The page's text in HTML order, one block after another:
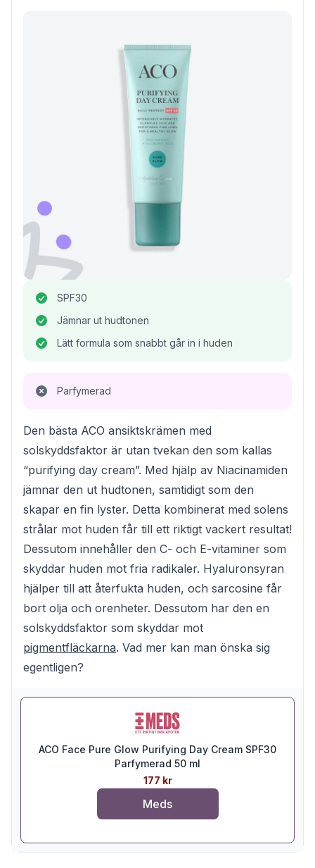
SPF30
Jämnar ut hudtonen
Lätt formula som snabbt går in i huden
Parfymerad
Den bästa ACO ansiktskrämen med
solskyddsfaktor är utan tvekan den som kallas
“purifying day cream”. Med hjälp av Niacinamiden
jämnar den ut hudtonen, samtidigt som den
skapar en fin lyster. Detta kombinerat med solens
strålar mot huden får till ett riktigt vackert resultat!
Dessutom innehåller den C- och E-vitaminer som
skyddar huden mot fria radikaler. Hyaluronsyran
hjälper till att återfukta huden, och sarcosine får
bort olja och orenheter. Dessutom har den en
solskyddsfaktor som skyddar mot
pigmentfläckarna. Vad mer kan man önska sig
egentligen?
ACO Face Pure Glow Purifying Day Cream SPF30
Parfymerad 50 ml
177 kr
Meds